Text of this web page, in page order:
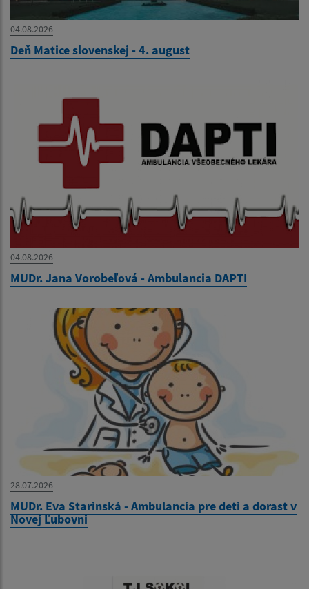
04.08.2026
Deň Matice slovenskej - 4. august
04.08.2026
MUDr. Jana Vorobeľová - Ambulancia DAPTI
28.07.2026
MUDr. Eva Starinská - Ambulancia pre deti a dorast v
Novej Ľubovni